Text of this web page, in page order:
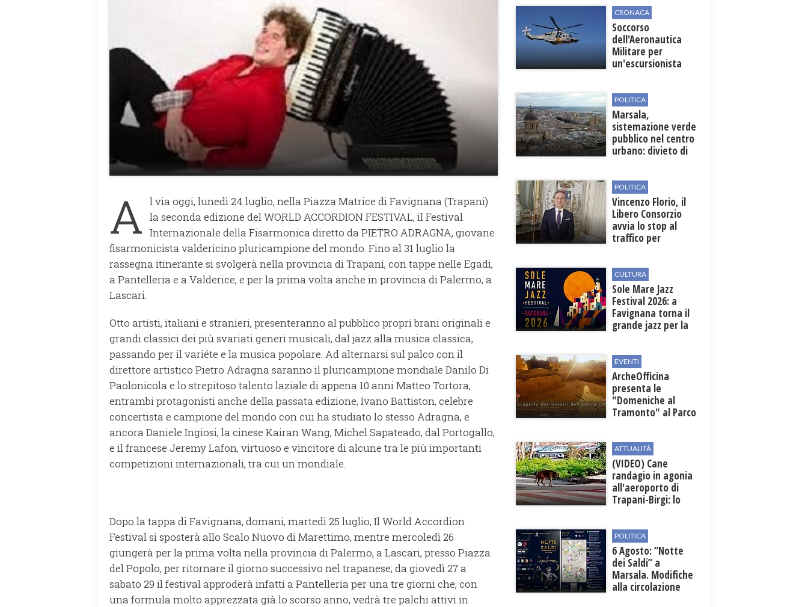
A l via oggi, lunedì 24 luglio, nella Piazza Matrice di Favignana (Trapani)
la seconda edizione del WORLD ACCORDION FESTIVAL, il Festival
Internazionale della Fisarmonica diretto da PIETRO ADRAGNA, giovane
fisarmonicista valdericino pluricampione del mondo. Fino al 31 luglio la
rassegna itinerante si svolgerà nella provincia di Trapani, con tappe nelle Egadi,
a Pantelleria e a Valderice, e per la prima volta anche in provincia di Palermo, a
Lascari.
Otto artisti, italiani e stranieri, presenteranno al pubblico propri brani originali e
grandi classici dei più svariati generi musicali, dal jazz alla musica classica,
passando per il variéte e la musica popolare. Ad alternarsi sul palco con il
direttore artistico Pietro Adragna saranno il pluricampione mondiale Danilo Di
Paolonicola e lo strepitoso talento laziale di appena 10 anni Matteo Tortora,
entrambi protagonisti anche della passata edizione, Ivano Battiston, celebre
concertista e campione del mondo con cui ha studiato lo stesso Adragna, e
ancora Daniele Ingiosi, la cinese Kairan Wang, Michel Sapateado, dal Portogallo,
e il francese Jeremy Lafon, virtuoso e vincitore di alcune tra le più importanti
competizioni internazionali, tra cui un mondiale.
Dopo la tappa di Favignana, domani, martedì 25 luglio, Il World Accordion
Festival si sposterà allo Scalo Nuovo di Marettimo, mentre mercoledì 26
giungerà per la prima volta nella provincia di Palermo, a Lascari, presso Piazza
del Popolo, per ritornare il giorno successivo nel trapanese; da giovedì 27 a
sabato 29 il festival approderà infatti a Pantelleria per una tre giorni che, con
una formula molto apprezzata già lo scorso anno, vedrà tre palchi attivi in
CRONACA
Soccorso
dell'Aeronautica
Militare per
un'escursionista
POLITICA
Marsala,
sistemazione verde
pubblico nel centro
urbano: divieto di
POLITICA
Vincenzo Florio, il
Libero Consorzio
avvia lo stop al
traffico per
all'aeroporto
CULTURA
Sole Mare Jazz
Festival 2026: a
Favignana torna il
grande jazz per la
EVENTI
ArcheOfficina
presenta le
"Domeniche al
Tramonto" al Parco
ATTUALITÀ
(VIDEO) Cane
randagio in agonia
all'aeroporto di
Trapani-Birgi: lo
POLITICA
6 Agosto: “Notte
dei Saldi” a
Marsala. Modifiche
alla circolazione